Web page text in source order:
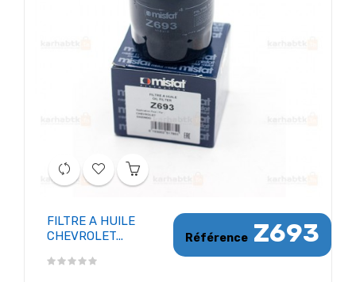
Référence Z693
FILTRE A HUILE
CHEVROLET...